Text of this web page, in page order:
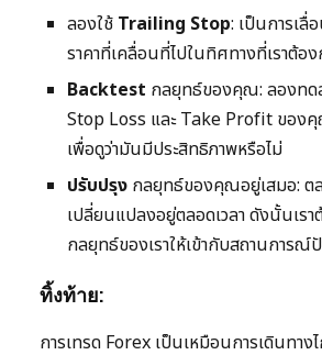
ลองใช้ Trailing Stop: เป็นการเลื่
ราคาที่เคลื่อนที่ไปในทิศทางที่เราต้อง
Backtest กลยุทธ์ของคุณ: ลองทด
Stop Loss และ Take Profit ของ
เพื่อดูว่ามันมีประสิทธิภาพหรือไม่
ปรับปรุง กลยุทธ์ของคุณอยู่เสมอ: ต
เปลี่ยนแปลงอยู่ตลอดเวลา ดังนั้นเร
กลยุทธ์ของเราให้เข้ากับสถานการณ์
ทิ้งท้าย:
การเทรด Forex เป็นเหมือนการเดินทาง